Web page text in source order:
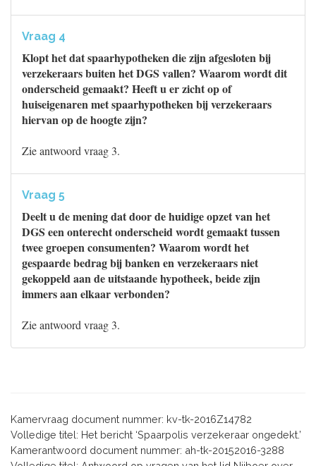
Vraag 4
Klopt het dat spaarhypotheken die zijn afgesloten bij
verzekeraars buiten het DGS vallen? Waarom wordt dit
onderscheid gemaakt? Heeft u er zicht op of
huiseigenaren met spaarhypotheken bij verzekeraars
hiervan op de hoogte zijn?
Zie antwoord vraag 3.
Vraag 5
Deelt u de mening dat door de huidige opzet van het
DGS een onterecht onderscheid wordt gemaakt tussen
twee groepen consumenten? Waarom wordt het
gespaarde bedrag bij banken en verzekeraars niet
gekoppeld aan de uitstaande hypotheek, beide zijn
immers aan elkaar verbonden?
Zie antwoord vraag 3.
Kamervraag document nummer: kv-tk-2016Z14782
Volledige titel: Het bericht ‘Spaarpolis verzekeraar ongedekt.’
Kamerantwoord document nummer: ah-tk-20152016-3288